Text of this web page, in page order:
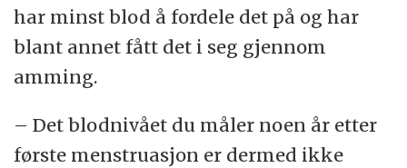
har minst blod å fordele det på og har
blant annet fått det i seg gjennom
amming.
– Det blodnivået du måler noen år etter
første menstruasjon er dermed ikke